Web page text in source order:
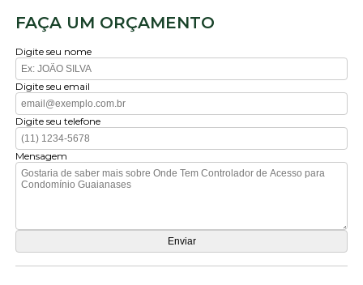
FAÇA UM ORÇAMENTO
Digite seu nome
Digite seu email
Digite seu telefone
Mensagem